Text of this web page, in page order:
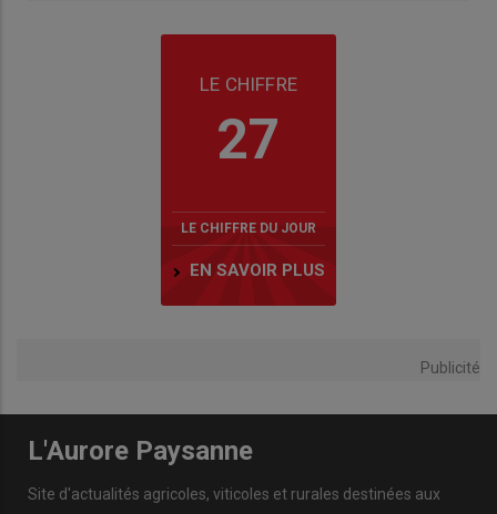
LE CHIFFRE
27
LE CHIFFRE DU JOUR
EN SAVOIR PLUS
Publicité
L'Aurore Paysanne
Site d'actualités agricoles, viticoles et rurales destinées aux